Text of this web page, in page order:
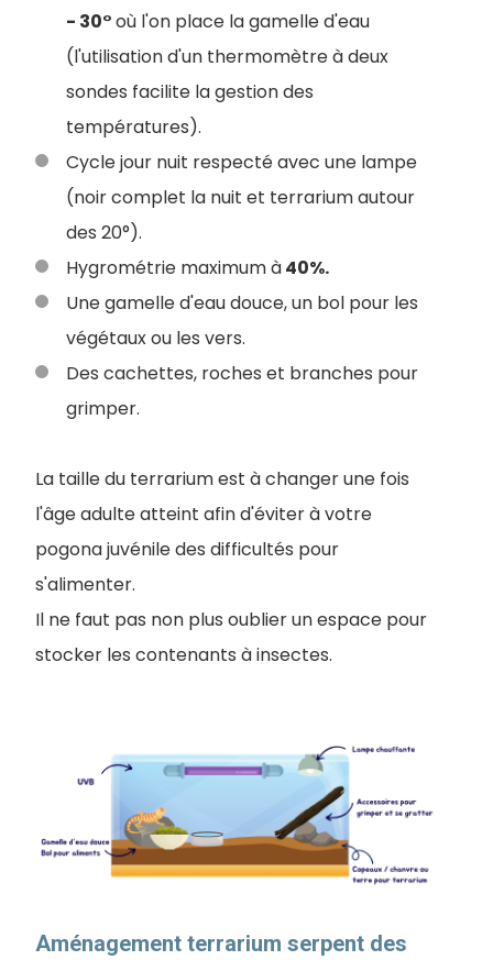
- 30°où l'on place la gamelle d'eau
(l'utilisation d'un thermomètre à deux
sondes facilite la gestion des
températures).
Cycle jour nuit respecté avec une lampe
(noir complet la nuit et terrarium autour
des 20°).
Hygrométrie maximum à40%.
Une gamelle d'eau douce, un bol pour les
végétaux ou les vers.
Des cachettes, roches et branches pour
grimper.
La taille du terrarium est à changer une fois
l'âge adulte atteint afin d'éviter à votre
pogona juvénile des difficultés pour
s'alimenter.
Il ne faut pas non plus oublier un espace pour
stocker les contenants à insectes.
Aménagement terrarium serpent des